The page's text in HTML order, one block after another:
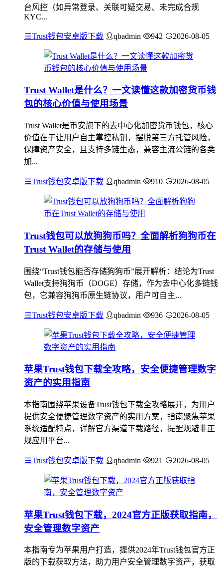
台风控（如异常登录、关联可疑交易、未完成合规
KYC...
Trust钱包安卓版下载 qbadmin 942 2026-08-05
Trust Wallet是什么？一文读懂这款加密货币钱
包的核心价值与使用场景
Trust Wallet是币安旗下的去中心化加密货币钱包，核心
价值在于让用户自主掌控私钥，摆脱第三方托管风险，
保障资产安全，且支持多链生态，兼容主流公链的各类
加...
Trust钱包安卓版下载 qbadmin 910 2026-08-05
Trust钱包可以放狗狗币吗？全面解析狗狗币在
Trust Wallet的存储与使用
围绕“Trust钱包能否存储狗狗币”展开解析：结论为Trust
Wallet支持狗狗币（DOGE）存储，作为去中心化多链钱
包，它兼容狗狗币原生链协议，用户可自主...
Trust钱包安卓版下载 qbadmin 936 2026-08-05
苹果Trust钱包下载全攻略，安全便捷管理数字
资产的实用指南
本指南围绕苹果设备Trust钱包下载全攻略展开，为用户
提供安全便捷管理数字资产的实用方案，指南聚焦苹果
系统适配特点，详解官方渠道下载路径，提醒规避非正
规应用平台...
Trust钱包安卓版下载 qbadmin 921 2026-08-05
苹果Trust钱包下载，2024官方正版获取指南，
安全管理数字资产
本指南专为苹果用户打造，提供2024年Trust钱包官方正
版的下载获取方法，助力用户安全管理数字资产，获取